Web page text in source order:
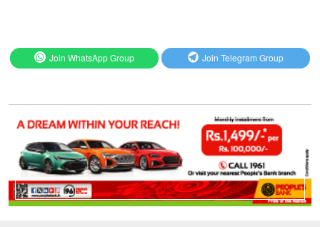
Join WhatsApp Group Join Telegram Group